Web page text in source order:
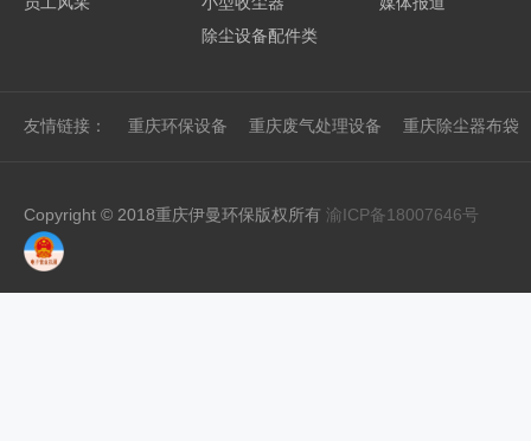
除尘设备配件类
友情链接： 重庆环保设备 重庆废气处理设备 重庆除尘器布袋
Copyright © 2018重庆伊曼环保版权所有 渝ICP备18007646号